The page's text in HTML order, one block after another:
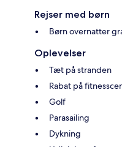
Rejser med børn
Børn overnatter
Oplevelser
Tæt på stranden
Rabat på
Golf
Parasailing
Dykning